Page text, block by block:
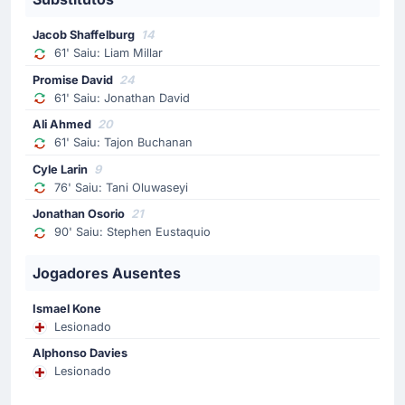
Amar Memićque parece estar lesionado foi substituido
por Kerim Alajbegović no Bósnia e Herzegovina.
62'
Substituição
Jovo Lukic
Samed Bazdar
Herzegovina, no Estádio de Toronto.
62'
Substituição
Ivan Basic
Bósnia e Herzegovina faz a sua primeira substituição,
saindo Ivan Bašić e entrando Armin Gigović.
Jacob Shaffelburg 14
61' Saiu: Liam Millar
Promise David 24
61' Saiu: Jonathan David
Ali Ahmed 20
61' Saiu: Tajon Buchanan
Cyle Larin 9
76' Saiu: Tani Oluwaseyi
Jonathan Osorio 21
90' Saiu: Stephen Eustaquio
Jogadores Ausentes
Ismael Kone
Lesionado
Alphonso Davies
Lesionado